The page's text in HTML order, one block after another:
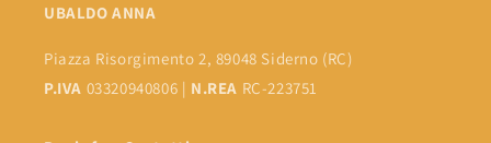
UBALDO ANNA
Piazza Risorgimento 2, 89048 Siderno (RC)
P.IVA 03320940806 | N.REA RC-223751